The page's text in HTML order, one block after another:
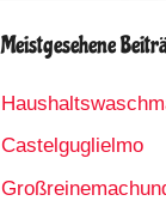
Meistgesehene
Castelguglielmo